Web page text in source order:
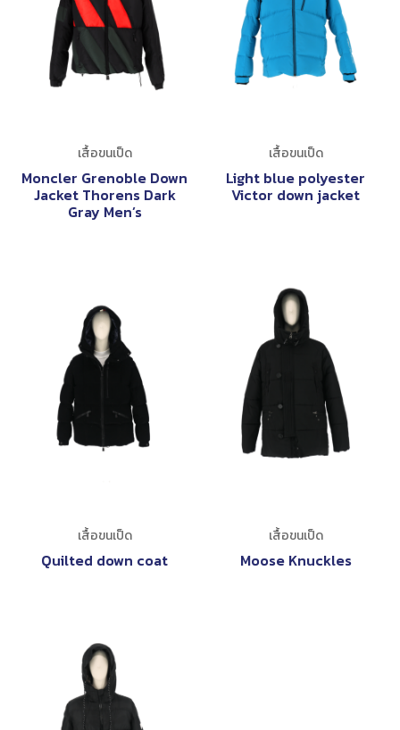
เสื้อขนเป็ด
Moncler Grenoble Down
Jacket Thorens Dark
Gray Men’s
เสื้อขนเป็ด
Light blue polyester
Victor down jacket
เสื้อขนเป็ด
Quilted down coat
เสื้อขนเป็ด
Moose Knuckles